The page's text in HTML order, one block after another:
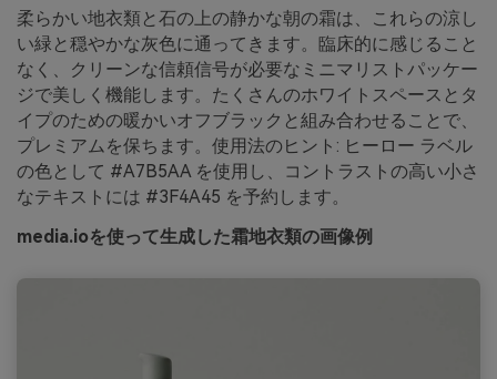
柔らかい地衣類と石の上の静かな朝の霜は、これらの涼し
い緑と穏やかな灰色に通ってきます。臨床的に感じること
なく、クリーンな信頼信号が必要なミニマリストパッケー
ジで美しく機能します。たくさんのホワイトスペースとタ
イプのための暖かいオフブラックと組み合わせることで、
プレミアムを保ちます。使用法のヒント: ヒーロー ラベル
の色として #A7B5AA を使用し、コントラストの高い小さ
なテキストには #3F4A45 を予約します。
media.ioを使って生成した霜地衣類の画像例